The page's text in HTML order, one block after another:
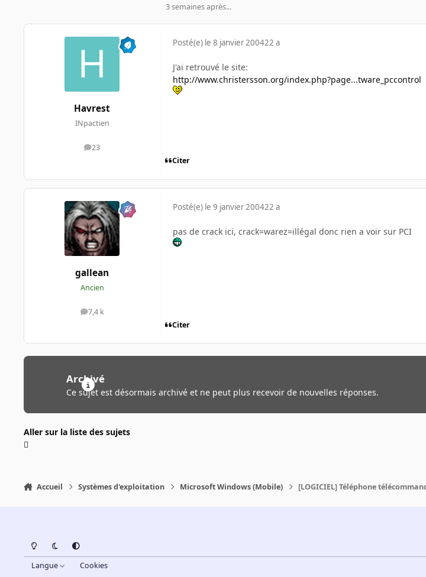
3 semaines après...
Havrest
INpactien
23
messages
Posté(e) le 8 janvier 200422 a
J'ai retrouvé le site:
http://www.christersson.org/index.php?page...tware_pccontrol
Citer
gallean
Ancien
7,4 k
messages
Posté(e) le 9 janvier 200422 a
pas de crack ici, crack=warez=illégal donc rien a voir sur PCI
Citer
Archivé
Ce sujet est désormais archivé et ne peut plus recevoir de nouvelles réponses.
Aller sur la liste des sujets
Accueil Systèmes d'exploitation Microsoft Windows (Mobile) [LOGICIEL] Téléphone
Light ModeDark ModeSystem Preference
Langue Cookies